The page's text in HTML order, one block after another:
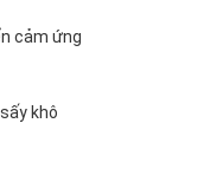
cảm ứng
khô